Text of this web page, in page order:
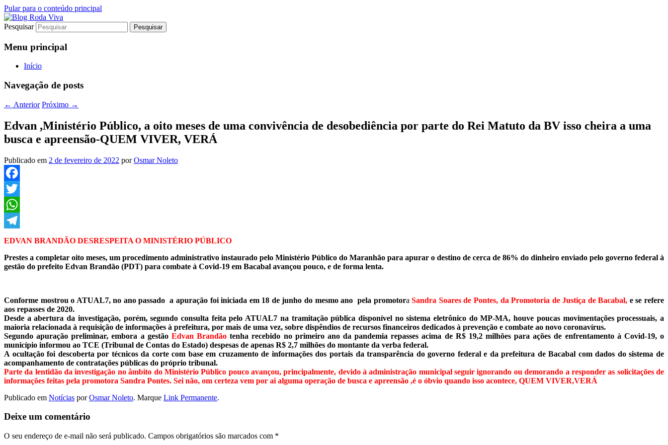
Pular para o conteúdo principal
Blog Roda Viva
Jornalismo sério comprometido com a verdade
Pesquisar
Menu principal
Início
Navegação de posts
← Anterior Próximo →
Edvan ,Ministério Público, a oito meses de uma convivência de desobediência por parte do Rei Matuto da BV isso cheira a uma
busca e apreensão-QUEM VIVER, VERÁ
Publicado em 2 de fevereiro de 2022 porOsmar Noleto
Facebook
Twitter
WhatsApp
Telegram
EDVAN BRANDÃO DESRESPEITA O MINISTÉRIO PÚBLICO
Prestes a completar oito meses, um procedimento administrativo instaurado pelo Ministério Público do Maranhão para apurar o destino de cerca de 86% do dinheiro enviado pelo governo federal à
gestão do prefeito Edvan Brandão (PDT) para combate à Covid-19 em Bacabal avançou pouco, e de forma lenta.
Conforme mostrou o ATUAL7, no ano passado a apuração foi iniciada em 18 de junho do mesmo ano pela promotoraSandra Soares de Pontes, da Promotoria de Justiça de Bacabal, e se refere
aos repasses de 2020.
Desde a abertura da investigação, porém, segundo consulta feita pelo ATUAL7 na tramitação pública disponível no sistema eletrônico do MP-MA, houve poucas movimentações processuais, a
maioria relacionada à requisição de informações à prefeitura, por mais de uma vez, sobre dispêndios de recursos financeiros dedicados à prevenção e combate ao novo coronavírus.
Segundo apuração preliminar, embora a gestão Edvan Brandão tenha recebido no primeiro ano da pandemia repasses acima de R$ 19,2 milhões para ações de enfrentamento à Covid-19, o
município informou ao TCE (Tribunal de Contas do Estado) despesas de apenas R$ 2,7 milhões do montante da verba federal.
A ocultação foi descoberta por técnicos da corte com base em cruzamento de informações dos portais da transparência do governo federal e da prefeitura de Bacabal com dados do sistema de
acompanhamento de contratações públicas do próprio tribunal.
Parte da lentidão da investigação no âmbito do Ministério Público pouco avançou, principalmente, devido à administração municipal seguir ignorando ou demorando a responder as solicitações de
informações feitas pela promotora Sandra Pontes. Sei não, om certeza vem por ai alguma operação de busca e apreensão ,é o óbvio quando isso acontece, QUEM VIVER,VERÁ
Publicado em Notícias porOsmar Noleto. Marque Link Permanente.
Deixe um comentário
O seu endereço de e-mail não será publicado. Campos obrigatórios são marcados com *